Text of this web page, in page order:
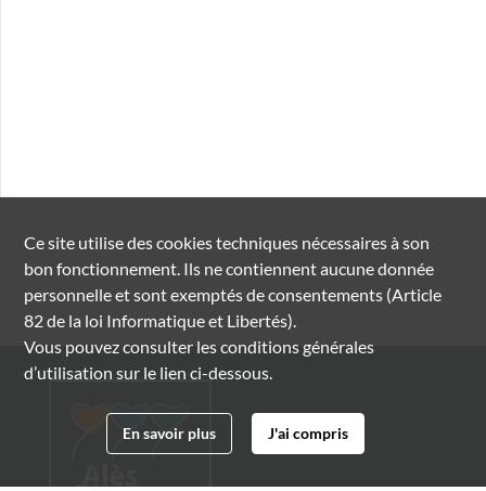
Ce site utilise descookiestechniques nécessaires à son
bon fonctionnement. Ils ne contiennent aucune donnée
personnelle et sont exemptés de consentements (Article
82 de la loi Informatique et Libertés).
Vous pouvez consulter les conditions générales
d’utilisation sur le lien ci-dessous.
En savoir plus J'ai compris